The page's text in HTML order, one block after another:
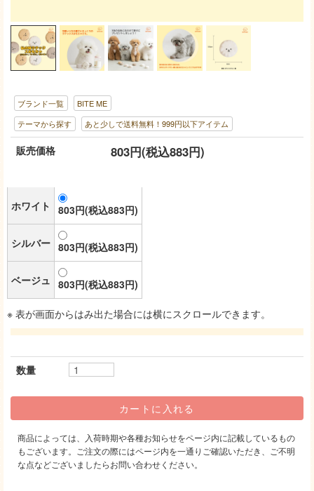
ブランド一覧
BITE ME
テーマから探す
あと少しで送料無料！999円以下アイテム
販売価格 803円(税込883円)
ホワイト 803円(税込883円)
シルバー 803円(税込883円)
ベージュ 803円(税込883円)
※ 表が画面からはみ出た場合には横にスクロールできます。
数量
商品によっては、入荷時期や各種お知らせをページ内に記載しているもの
もございます。ご注文の際にはページ内を一通りご確認いただき、ご不明
な点などございましたらお問い合わせください。